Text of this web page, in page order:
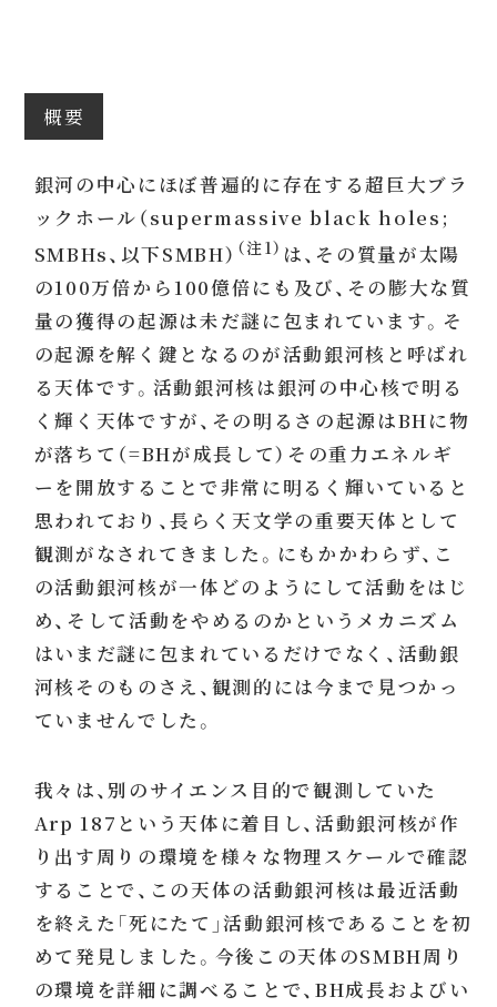
概要
銀河の中心にほぼ普遍的に存在する超巨大ブラ
ックホール（supermassive black holes;
SMBHs、以下SMBH） （注1） は、その質量が太陽
の100万倍から100億倍にも及び、その膨大な質
量の獲得の起源は未だ謎に包まれています。そ
の起源を解く鍵となるのが活動銀河核と呼ばれ
る天体です。活動銀河核は銀河の中心核で明る
く輝く天体ですが、その明るさの起源はBHに物
が落ちて（=BHが成長して）その重力エネルギ
ーを開放することで非常に明るく輝いていると
思われており、長らく天文学の重要天体として
観測がなされてきました。にもかかわらず、こ
の活動銀河核が一体どのようにして活動をはじ
め、そして活動をやめるのかというメカニズム
はいまだ謎に包まれているだけでなく、活動銀
河核そのものさえ、観測的には今まで見つかっ
ていませんでした。
我々は、別のサイエンス目的で観測していた
Arp 187という天体に着目し、活動銀河核が作
り出す周りの環境を様々な物理スケールで確認
することで、この天体の活動銀河核は最近活動
を終えた「死にたて」活動銀河核であることを初
めて発見しました。今後この天体のSMBH周り
の環境を詳細に調べることで、BH成長およびい